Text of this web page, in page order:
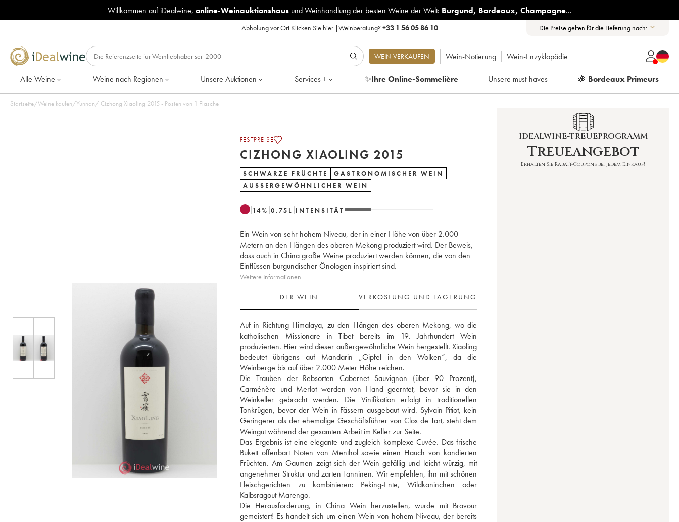
Willkommen auf iDealwine, online-Weinauktionshausund Weinhandlung der besten Weine der Welt: Burgund, Bordeaux, Champagne...
Abholung vor Ort Klicken Sie hier|Weinberatung?+33 1 56 05 86 10 Die Preise gelten für die Lieferung nach:
WEIN VERKAUFEN Wein-Notierung Wein-Enzyklopädie
Alle Weine Weine nach Regionen Unsere Auktionen Services + ✨Ihre Online-Sommelière Unsere must-haves 🍇 Bordeaux Primeurs
Startseite/Weine kaufen/Yunnan/ Cizhong Xiaoling 2015 - Posten von 1 Flasche
FESTPREISE
CIZHONG XIAOLING 2015
SCHWARZE FRÜCHTE
GASTRONOMISCHER WEIN
AUSSERGEWÖHNLICHER WEIN
14% 0.75 L INTENSITÄT
Ein Wein von sehr hohem Niveau, der in einer Höhe von über 2.000
Metern an den Hängen des oberen Mekong produziert wird. Der Beweis,
dass auch in China große Weine produziert werden können, die von den
Einflüssen burgundischer Önologen inspiriert sind.
Weitere Informationen
DER WEIN VERKOSTUNG UND LAGERUNG
Auf in Richtung Himalaya, zu den Hängen des oberen Mekong, wo die
katholischen Missionare in Tibet bereits im 19. Jahrhundert Wein
produzierten. Hier wird dieser außergewöhnliche Wein hergestellt. Xiaoling
bedeutet übrigens auf Mandarin „Gipfel in den Wolken“, da die
Weinberge bis auf über 2.000 Meter Höhe reichen.
Die Trauben der Rebsorten Cabernet Sauvignon (über 90 Prozent),
Carménère und Merlot werden von Hand geerntet, bevor sie in den
Weinkeller gebracht werden. Die Vinifikation erfolgt in traditionellen
Tonkrügen, bevor der Wein in Fässern ausgebaut wird. Sylvain Pitiot, kein
Geringerer als der ehemalige Geschäftsführer von Clos de Tart, steht dem
Weingut während der gesamten Arbeit im Keller zur Seite.
Das Ergebnis ist eine elegante und zugleich komplexe Cuvée. Das frische
Bukett offenbart Noten von Menthol sowie einen Hauch von kandierten
Früchten. Am Gaumen zeigt sich der Wein gefällig und leicht würzig, mit
angenehmer Struktur und zarten Tanninen. Wir empfehlen, ihn mit schönen
Fleischgerichten zu kombinieren: Peking-Ente, Wildkaninchen oder
Kalbsragout Marengo.
Die Herausforderung, in China Wein herzustellen, wurde mit Bravour
gemeistert! Es handelt sich um einen Wein von hohem Niveau, der bereits
IDEALWINE-TREUEPROGRAMM
Treueangebot
Erhalten Sie Rabatt-Coupons bei jedem Einkauf!